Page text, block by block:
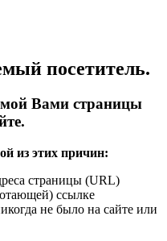
посетитель.
Вами страницы
из этих причин:
страницы (URL)
ссылке
не было на сайте или